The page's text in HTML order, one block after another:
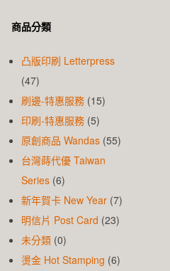
商品分類
凸版印刷 Letterpress
(47)
刷邊-特惠服務 (15)
印刷-特惠服務 (5)
原創商品 Wandas (55)
台灣蒔代優 Taiwan
Series (6)
新年賀卡 New Year (7)
明信片 Post Card (23)
未分類 (0)
燙金 Hot Stamping (6)